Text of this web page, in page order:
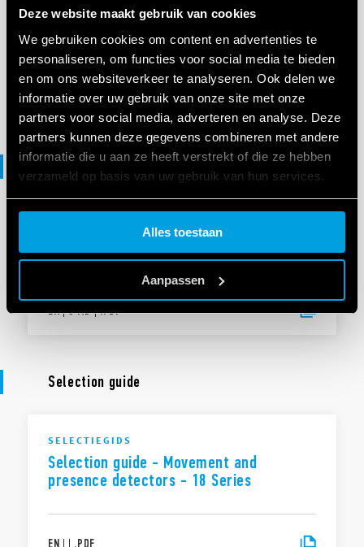
Deze website maakt gebruik van cookies
We gebruiken cookies om content en advertenties te
personaliseren, om functies voor social media te bieden
en om ons websiteverkeer te analyseren. Ook delen we
informatie over uw gebruik van onze site met onze
partners voor social media, adverteren en analyse. Deze
partners kunnen deze gegevens combineren met andere
informatie die u aan ze heeft verstrekt of die ze hebben
verzameld op basis van uw gebruik van hun services.
Cookie policy.
Alles toestaan
Aanpassen
Type 18.5B
EN|| . PDF
Brochure
EN|5 MB| .PDF
Selection guide
SELECTIEGIDS
Selection guide - Movement and
presence detectors - 18 Series
EN | | .PDF